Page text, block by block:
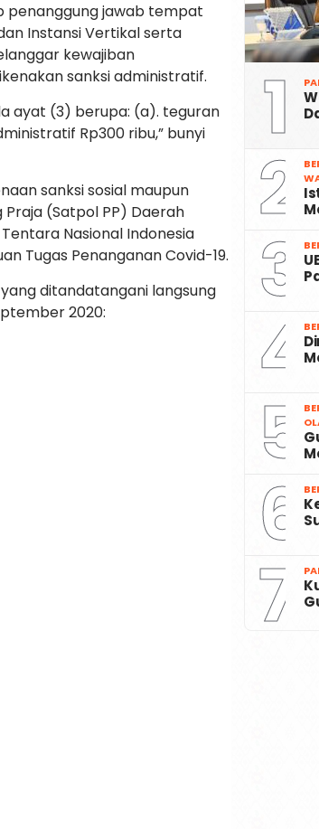
penanggung jawab tempat
Instansi Vertikal serta
kewajiban
sanksi administratif.
ayat (3) berupa: (a). teguran
Rp300 ribu,” bunyi
sanksi sosial maupun
(Satpol PP) Daerah
Nasional Indonesia
Tugas Penanganan Covid-19.
yang ditandatangani langsung
2020:
1
2
3
4
5
6
7